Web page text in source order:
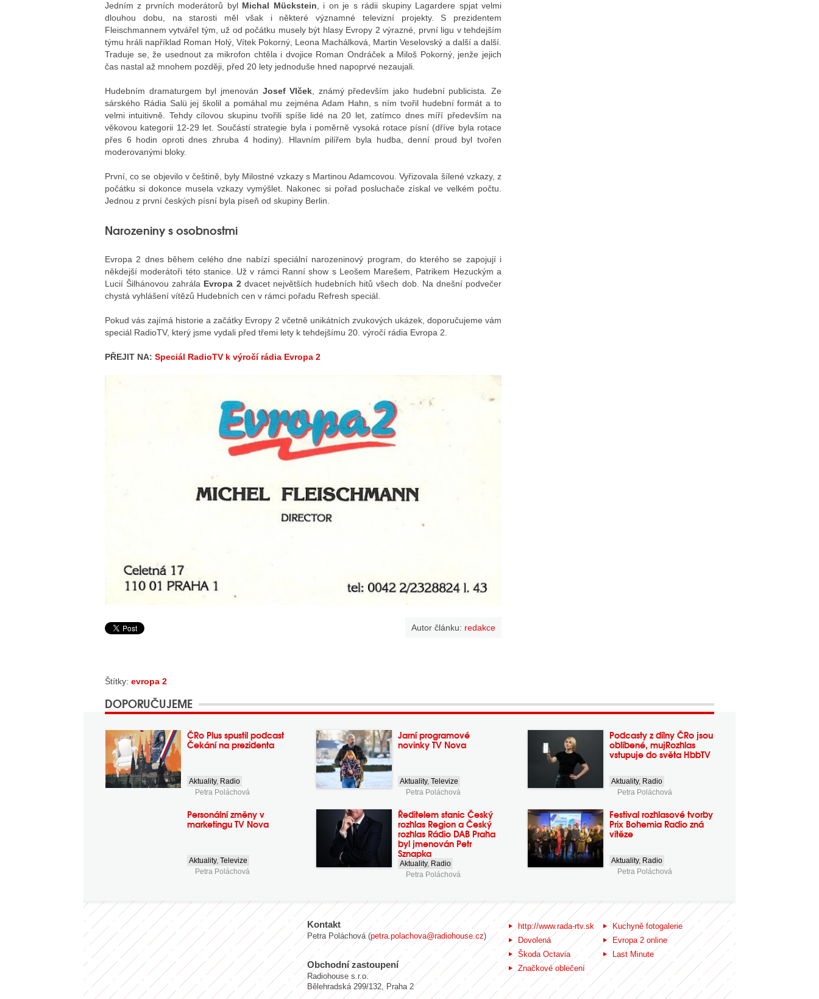
Jedním z prvních moderátorů byl Michal Mückstein , i on je s rádii skupiny Lagardere spjat velmi
dlouhou dobu, na starosti měl však i některé významné televizní projekty. S prezidentem
Fleischmannem vytvářel tým, už od počátku musely být hlasy Evropy 2 výrazné, první ligu v tehdejším
týmu hráli například Roman Holý, Vítek Pokorný, Leona Machálková, Martin Veselovský a další a další.
Traduje se, že usednout za mikrofon chtěla i dvojice Roman Ondráček a Miloš Pokorný, jenže jejich
čas nastal až mnohem později, před 20 lety jednoduše hned napoprvé nezaujali.
Hudebním dramaturgem byl jmenován Josef Vlček , známý především jako hudební publicista. Ze
sárského Rádia Salü jej školil a pomáhal mu zejména Adam Hahn, s ním tvořil hudební formát a to
velmi intuitivně. Tehdy cílovou skupinu tvořili spíše lidé na 20 let, zatímco dnes míří především na
věkovou kategorii 12-29 let. Součástí strategie byla i poměrně vysoká rotace písní (dříve byla rotace
přes 6 hodin oproti dnes zhruba 4 hodiny). Hlavním pilířem byla hudba, denní proud byl tvořen
moderovanými bloky.
První, co se objevilo v češtině, byly Milostné vzkazy s Martinou Adamcovou. Vyřizovala šílené vzkazy, z
počátku si dokonce musela vzkazy vymýšlet. Nakonec si pořad posluchače získal ve velkém počtu.
Jednou z první českých písní byla píseň od skupiny Berlin.
Narozeniny s osobnostmi
Evropa 2 dnes během celého dne nabízí speciální narozeninový program, do kterého se zapojují i
někdejší moderátoři této stanice. Už v rámci Ranní show s Leošem Marešem, Patrikem Hezuckým a
Lucií Šilhánovou zahrála Evropa 2dvacet největších hudebních hitů všech dob. Na dnešní podvečer
chystá vyhlášení vítězů Hudebních cen v rámci pořadu Refresh speciál.
Pokud vás zajímá historie a začátky Evropy 2 včetně unikátních zvukových ukázek, doporučujeme vám
speciál RadioTV, který jsme vydali před třemi lety k tehdejšímu 20. výročí rádia Evropa 2.
PŘEJIT NA: Speciál RadioTV k výročí rádia Evropa 2
Autor článku: redakce
Štítky: evropa 2
DOPORUČUJEME
ČRo Plus spustil podcast
Čekání na prezidenta
Aktuality, Radio
Petra Poláchová
Jarní programové
novinky TV Nova
Aktuality,Televize
Petra Poláchová
Podcasty z dílny ČRo jsou
oblíbené, mujRozhlas
vstupuje do světa HbbTV
Aktuality, Radio
Petra Poláchová
Personální změny v
marketingu TV Nova
Aktuality,Televize
Petra Poláchová
Ředitelem stanic Český
rozhlas Region a Český
rozhlas Rádio DAB Praha
byl jmenován Petr
Sznapka
Aktuality, Radio
Petra Poláchová
Festival rozhlasové tvorby
Prix Bohemia Radio zná
vítěze
Aktuality, Radio
Petra Poláchová
Kontakt
Petra Poláchová (petra.polachova@radiohouse.cz)
Obchodní zastoupení
Radiohouse s.r.o.
Bělehradská 299/132, Praha 2
http://www.rada-rtv.sk
Kuchyně fotogalerie
Dovolená
Evropa 2 online
Škoda Octavia
Last Minute
Značkové oblečení